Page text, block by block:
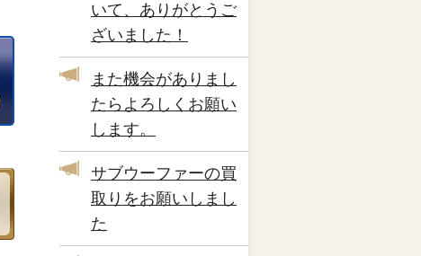
いて、ありがとうご
ざいました！
また機会がありまし
たらよろしくお願い
します。
サブウーファーの買
取りをお願いしまし
た